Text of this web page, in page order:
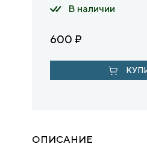
В наличии
600 ₽
ОПИСАНИЕ